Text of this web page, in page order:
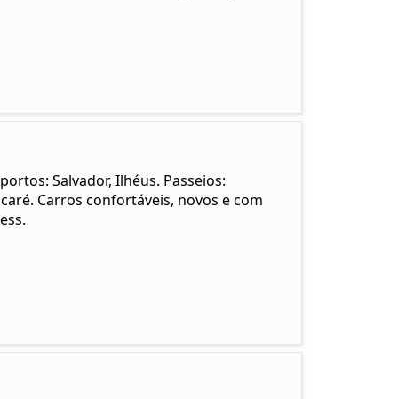
Salvador, Ilhéus. Passeios:
Carros confortáveis, novos e com